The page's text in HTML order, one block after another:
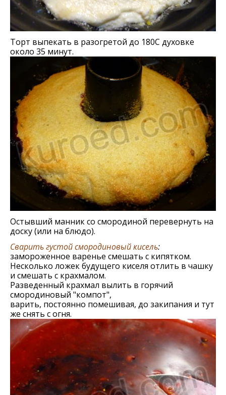
Торт выпекать в разогретой до 180С духовке
около 35 минут.
Остывший манник со смородиной перевернуть на
доску (или на блюдо).
Сварить густой смородиновый кисель:
замороженное варенье смешать с кипятком.
Несколько ложек будущего киселя отлить в чашку
и смешать с крахмалом.
Разведенный крахмал вылить в горячий
смородиновый "компот",
варить, постоянно помешивая, до закипания и тут
же снять с огня.